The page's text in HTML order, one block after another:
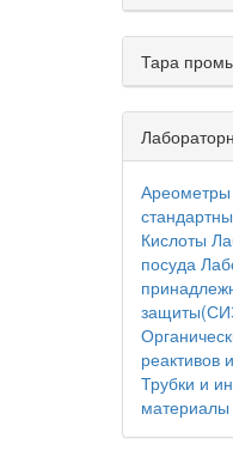
Тара
Ареометры
Кислоты
посуда
реактивов
Трубки и
материалы